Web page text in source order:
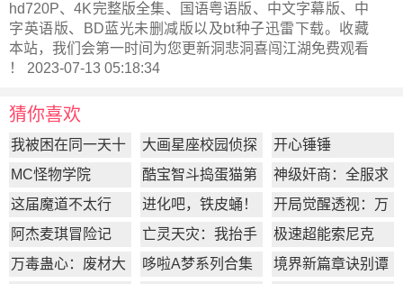
hd720P、4K完整版全集、国语粤语版、中文字幕版、中
字英语版、BD蓝光未删减版以及bt种子迅雷下载。收藏
本站，我们会第一时间为您更新洞悲洞喜闯江湖免费观看
！ 2023-07-13 05:18:34
猜你喜欢
我被困在同一天十
万年
大画星座校园侦探
第2季
开心锤锤
MC怪物学院
酷宝智斗捣蛋猫第
1季
神级奸商：全服求
我别薅了
这届魔道不太行 进化吧，铁皮蛹！
开局觉醒透视：万
物皆透,我即无敌
阿杰麦琪冒险记
亡灵天灾：我抬手
百万骨海
极速超能索尼克
万毒蛊心：废材大
哆啦A梦系列合集
境界新篇章诀别谭